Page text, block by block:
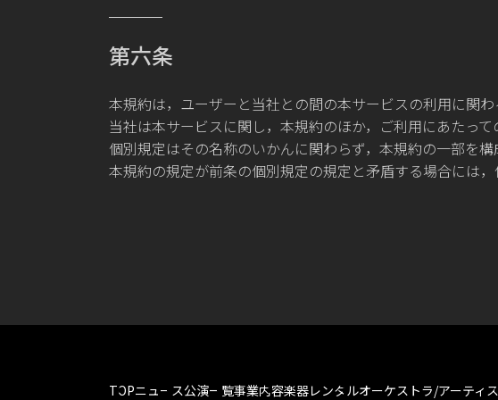
第六条
本規約は，ユーザーと当社との間の本サービスの利用に関
当社は本サービスに関し，本規約のほか，ご利用にあたっ
個別規定はその名称のいかんに関わらず，本規約の一部を構
本規約の規定が前条の個別規定の規定と矛盾する場合には
TOPニュース公演一覧事業内容楽器レンタルオーケストラ/アーティ